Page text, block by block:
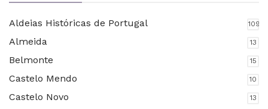
Aldeias Históricas de Portugal 109
Almeida 13
Belmonte 15
Castelo Mendo 10
Castelo Novo 13